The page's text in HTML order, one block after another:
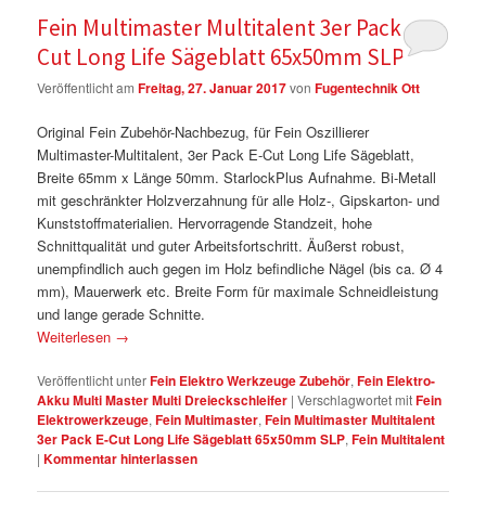
Fein Multimaster Multitalent 3er Pack E-
Cut Long Life Sägeblatt 65x50mm SLP
Veröffentlicht amFreitag, 27. Januar 2017vonFugentechnik Ott
Original Fein Zubehör-Nachbezug, für Fein Oszillierer
Multimaster-Multitalent, 3er Pack E-Cut Long Life Sägeblatt,
Breite 65mm x Länge 50mm. StarlockPlus Aufnahme. Bi-Metall
mit geschränkter Holzverzahnung für alle Holz-, Gipskarton- und
Kunststoffmaterialien. Hervorragende Standzeit, hohe
Schnittqualität und guter Arbeitsfortschritt. Äußerst robust,
unempfindlich auch gegen im Holz befindliche Nägel (bis ca. Ø 4
mm), Mauerwerk etc. Breite Form für maximale Schneidleistung
und lange gerade Schnitte.
Weiterlesen →
Veröffentlicht unterFein Elektro Werkzeuge Zubehör,Fein Elektro-
Akku Multi Master Multi Dreieckschleifer |Verschlagwortet mitFein
Elektrowerkzeuge,Fein Multimaster,Fein Multimaster Multitalent
3er Pack E-Cut Long Life Sägeblatt 65x50mm SLP,Fein Multitalent
|Kommentar hinterlassen